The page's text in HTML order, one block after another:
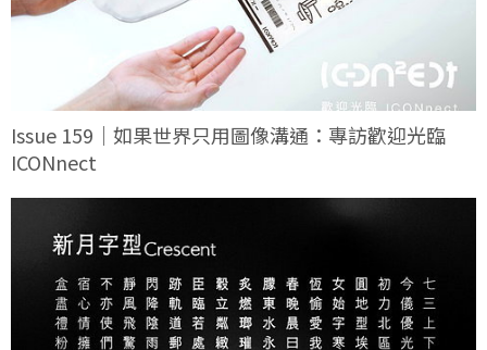
Issue 159｜如果世界只用圖像溝通：專訪歡迎光臨
ICONnect